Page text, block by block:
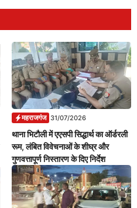
महराजगंज 31/07/2026
थाना भिटौली में एएसपी सिद्धार्थ का ऑर्डरली
रूम, लंबित विवेचनाओं के शीघ्र और
गुणवत्तापूर्ण निस्तारण के दिए निर्देश